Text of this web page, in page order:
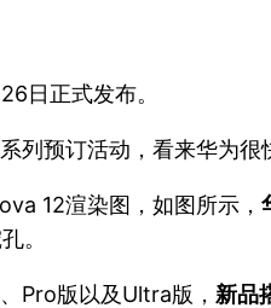
日正式发布。
列预订活动，看来华为很
12渲染图，如图所示，
。
Pro版以及Ultra版， 新品